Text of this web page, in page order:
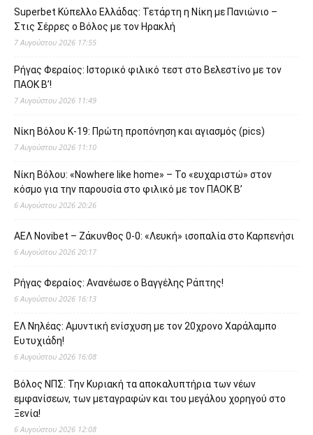
Superbet Κύπελλο Ελλάδας: Τετάρτη η Νίκη με Πανιώνιο –
Στις Σέρρες ο Βόλος με τον Ηρακλή
7 Αυγούστου 2026 17:55
Ρήγας Φεραίος: Ιστορικό φιλικό τεστ στο Βελεστίνο με τον
ΠΑΟΚ Β’!
7 Αυγούστου 2026 11:49
Νίκη Βόλου Κ-19: Πρώτη προπόνηση και αγιασμός (pics)
7 Αυγούστου 2026 11:10
Νίκη Βόλου: «Nowhere like home» – Το «ευχαριστώ» στον
κόσμο για την παρουσία στο φιλικό με τον ΠΑΟΚ Β’
6 Αυγούστου 2026 20:26
ΑΕΛ Novibet – Ζάκυνθος 0-0: «Λευκή» ισοπαλία στο Καρπενήσι
6 Αυγούστου 2026 20:17
Ρήγας Φεραίος: Ανανέωσε ο Βαγγέλης Ράπτης!
6 Αυγούστου 2026 16:13
ΕΛ Νηλέας: Αμυντική ενίσχυση με τον 20χρονο Χαράλαμπο
Ευτυχιάδη!
6 Αυγούστου 2026 16:08
Βόλος ΝΠΣ: Την Κυριακή τα αποκαλυπτήρια των νέων
εμφανίσεων, των μεταγραφών και του μεγάλου χορηγού στο
Ξενία!
6 Αυγούστου 2026 12:08